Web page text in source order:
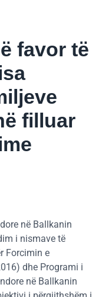
favor të
filluar
në Ballkanin
i nismave të
Forcimin e
dhe Programi i
në Ballkanin